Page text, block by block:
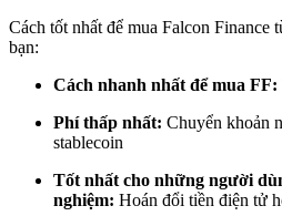
Tận hưởng chia sẻ lợi nhuận và
Cách tốt nhất để mua Falcon Finance
bạn:
Cách nhanh nhất để mua FF:
Phí thấp nhất: Chuyển khoản
stablecoin
Tốt nhất cho những người
nghiệm: Hoán đổi tiền điện tử